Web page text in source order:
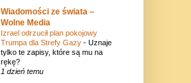
Wiadomości ze świata –
Wolne Media
Izrael odrzucił plan pokojowy
Trumpa dla Strefy Gazy - Uznaje
tylko te zapisy, które są mu na
rękę?
1 dzień temu